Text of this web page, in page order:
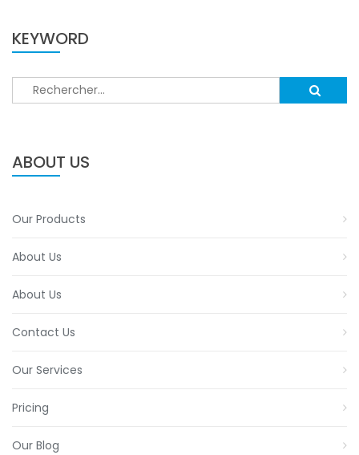
KEYWORD
Rechercher :
ABOUT US
Our Products
About Us
About Us
Contact Us
Our Services
Pricing
Our Blog